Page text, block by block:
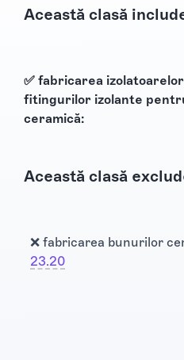
Această clasă
✅ fabricarea
fitingurilor izolante
ceramică:
Această clasă
❌ fabricarea bunurilor
23.20